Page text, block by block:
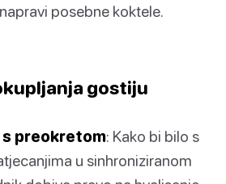
posebne koktele.
gostiju
s preokretom: Kako bi bilo s
u sinhroniziranom